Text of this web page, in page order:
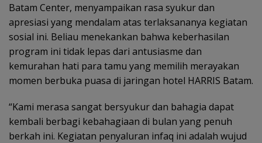
Batam Center, menyampaikan rasa syukur dan
apresiasi yang mendalam atas terlaksananya kegiatan
sosial ini. Beliau menekankan bahwa keberhasilan
program ini tidak lepas dari antusiasme dan
kemurahan hati para tamu yang memilih merayakan
momen berbuka puasa di jaringan hotel HARRIS Batam.
“Kami merasa sangat bersyukur dan bahagia dapat
kembali berbagi kebahagiaan di bulan yang penuh
berkah ini. Kegiatan penyaluran infaq ini adalah wujud